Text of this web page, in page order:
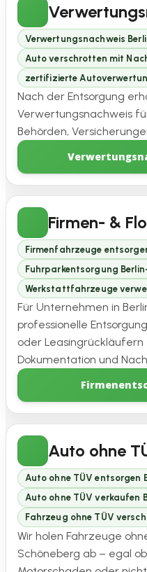
Verwertungsnachweis
Auto verschrotten mit
zertifizierte
Nach der Entsorgung
Verwertungsnachweis
Behörden,
Firmen- &
Firmenfahrzeuge
Fuhrparkentsorgung
Werkstattfahrzeuge
Für Unternehmen in
professionelle
oder Leasingrückläufern
Dokumentation und
Auto ohne
Auto ohne TÜV entsorgen
Auto ohne TÜV verkaufen
Fahrzeug ohne TÜV
Wir holen Fahrzeuge
Schöneberg ab – egal